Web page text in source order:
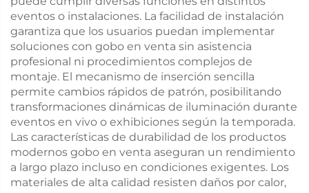
eventos o instalaciones. La facilidad de instalación
garantiza que los usuarios puedan implementar
soluciones con gobo en venta sin asistencia
profesional ni procedimientos complejos de
montaje. El mecanismo de inserción sencilla
permite cambios rápidos de patrón, posibilitando
transformaciones dinámicas de iluminación durante
eventos en vivo o exhibiciones según la temporada.
Las características de durabilidad de los productos
modernos gobo en venta aseguran un rendimiento
a largo plazo incluso en condiciones exigentes. Los
materiales de alta calidad resisten daños por calor,